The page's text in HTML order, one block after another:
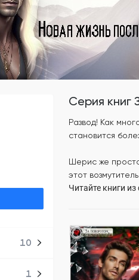
10
1
Серия книг
Развод! Как
становится
Шерис же
этот
Читайте книги из
Со мной не
Натали Измор